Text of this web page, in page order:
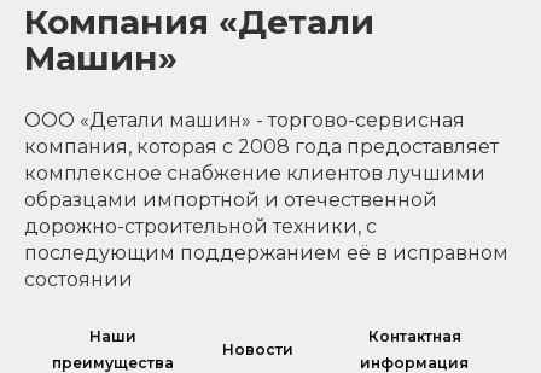
Компания «Детали
Машин»
ООО «Детали машин» - торгово-сервисная
компания, которая с 2008 года предоставляет
комплексное снабжение клиентов лучшими
образцами импортной и отечественной
дорожно-строительной техники, с
последующим поддержанием её в исправном
состоянии
Наши
преимущества
Новости
Контактная
информация